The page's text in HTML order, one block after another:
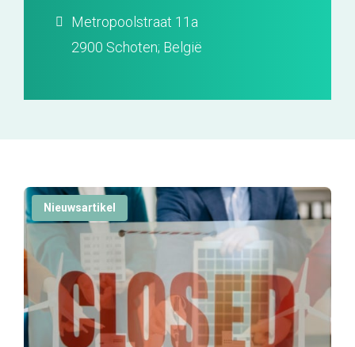
Metropoolstraat 11a
2900 Schoten; België
Nieuwsartikel